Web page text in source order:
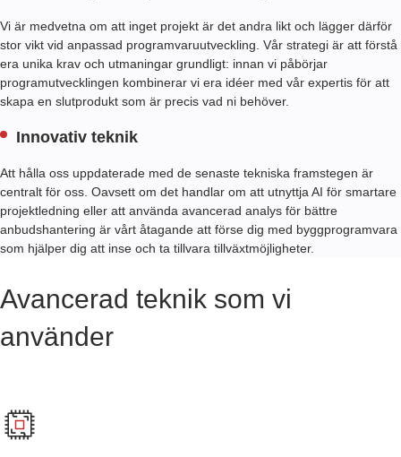
C
T
I
O
N
I
N
S
T
R
Y
O
N
T
T
I
Vi är medvetna om att inget projekt är det andra likt och lägger därför
stor vikt vid anpassad programvaruutveckling. Vår strategi är att förstå
era unika krav och utmaningar grundligt: innan vi påbörjar
programutvecklingen kombinerar vi era idéer med vår expertis för att
skapa en slutprodukt som är precis vad ni behöver.
Innovativ teknik
Att hålla oss uppdaterade med de senaste tekniska framstegen är
centralt för oss. Oavsett om det handlar om att utnyttja AI för smartare
projektledning eller att använda avancerad analys för bättre
anbudshantering är vårt åtagande att förse dig med byggprogramvara
som hjälper dig att inse och ta tillvara tillväxtmöjligheter.
Avancerad teknik som vi
använder